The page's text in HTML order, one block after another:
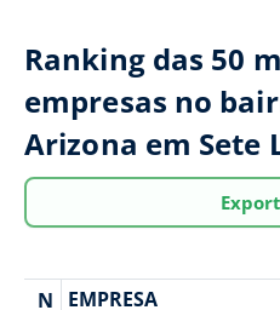
Ranking das 50
empresas no
Arizona em Sete
N EMPRESA